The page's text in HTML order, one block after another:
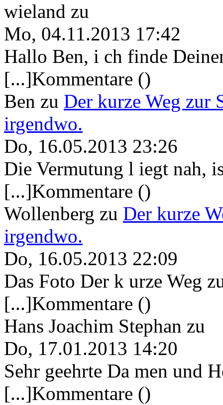
wieland zu
Mo, 04.11.2013 17:42
Hallo Ben, i ch finde
[...]Kommentare ()
Ben zu Der kurze Weg zur
irgendwo.
Do, 16.05.2013 23:26
Die Vermutung l iegt nah,
[...]Kommentare ()
Wollenberg zu Der kurze
irgendwo.
Do, 16.05.2013 22:09
Das Foto Der k urze Weg
[...]Kommentare ()
Hans Joachim Stephan zu
Do, 17.01.2013 14:20
Sehr geehrte Da men und
[...]Kommentare ()